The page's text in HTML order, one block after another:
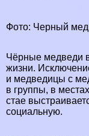
Фото: Черный
Чёрные медведи
жизни.
и медведицы с
в группы, в
стае
социальную.